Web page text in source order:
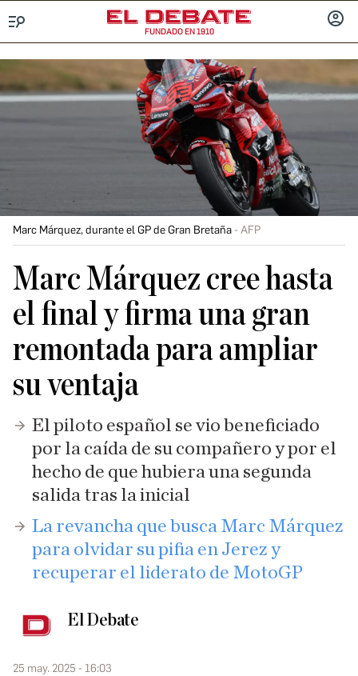
FUNDADO EN 1910
Marc Márquez, durante el GP de Gran Bretaña AFP
Marc Márquez cree hasta
el final y firma una gran
remontada para ampliar
su ventaja
El piloto español se vio beneficiado
por la caída de su compañero y por el
hecho de que hubiera una segunda
salida tras la inicial
La revancha que busca Marc Márquez
para olvidar su pifia en Jerez y
recuperar el liderato de MotoGP
El Debate
25 may. 2025 - 16:03